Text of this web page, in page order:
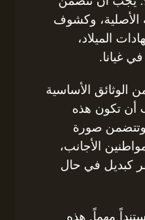
الأصلية، وكشوف
الميلاد،
غيانا.
الوثائق الأساسية
أن تكون هذه
وتتضمن صورة
الأجانب،
كبديل في حال
مهماً. هذه